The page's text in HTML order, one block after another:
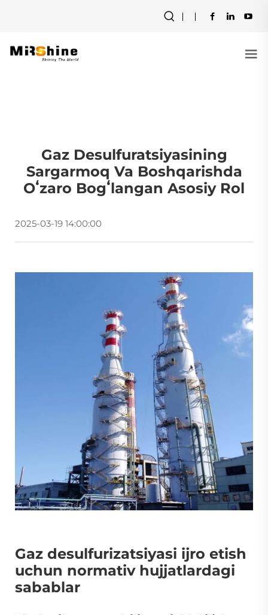
Gaz Desulfuratsiyasining
Sargarmoq Va Boshqarishda
Oʻzaro Bogʻlangan Asosiy Rol
2025-03-19 14:00:00
Gaz desulfurizatsiyasi ijro etish
uchun normativ hujjatlardagi
sabablar